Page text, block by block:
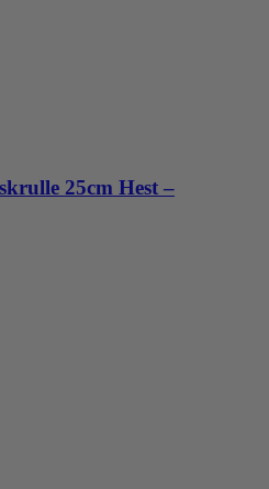
25cm Hest –